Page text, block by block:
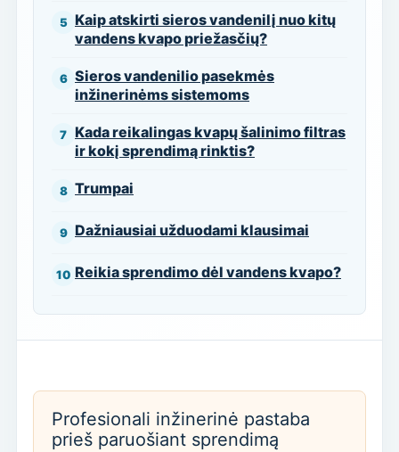
Kaip atskirti sieros vandenilį nuo kitų
vandens kvapo priežasčių?
Sieros vandenilio pasekmės
inžinerinėms sistemoms
Kada reikalingas kvapų šalinimo filtras
ir kokį sprendimą rinktis?
Trumpai
Dažniausiai užduodami klausimai
Reikia sprendimo dėl vandens kvapo?
Profesionali inžinerinė pastaba
prieš paruošiant sprendimą